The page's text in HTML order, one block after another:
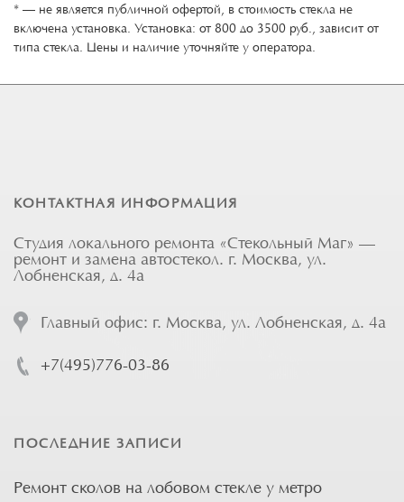
* — не является публичной офертой, в стоимость стекла не
включена установка. Установка: от 800 до 3500 руб., зависит от
типа стекла. Цены и наличие уточняйте у оператора.
КОНТАКТНАЯ ИНФОРМАЦИЯ
Студия локального ремонта «Стекольный Маг» —
ремонт и замена автостекол. г. Москва, ул.
Лобненская, д. 4а
Главный офис: г. Москва, ул. Лобненская, д. 4а
+7(495)776-03-86
ПОСЛЕДНИЕ ЗАПИСИ
Ремонт сколов на лобовом стекле у метро